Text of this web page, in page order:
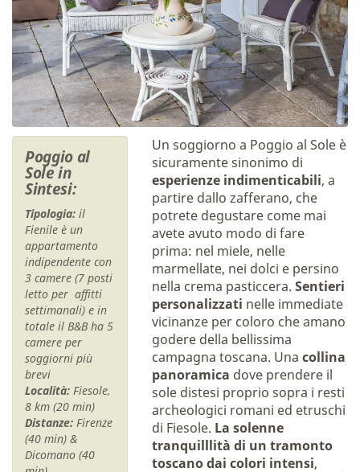
Poggio al
Sole in
Sintesi:
Tipologia: il
Fienile è un
appartamento
indipendente con
3 camere (7 posti
letto per affitti
settimanali) e in
totale il B&B ha 5
camere per
soggiorni più
brevi
Località: Fiesole,
8 km (20 min)
Distanze: Firenze
(40 min) &
Dicomano (40
Un soggiorno a Poggio al Sole è
sicuramente sinonimo di
esperienze indimenticabili, a
partire dallo zafferano, che
potrete degustare come mai
avete avuto modo di fare
prima: nel miele, nelle
marmellate, nei dolci e persino
nella crema pasticcera.Sentieri
personalizzati nelle immediate
vicinanze per coloro che amano
godere della bellissima
campagna toscana. Unacollina
panoramica dove prendere il
sole distesi proprio sopra i resti
archeologici romani ed etruschi
di Fiesole. La solenne
tranquilllità di un tramonto
toscano dai colori intensi,